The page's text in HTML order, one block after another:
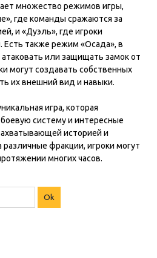
множество режимов игры,
где команды сражаются за
и «Дуэль», где игроки
Есть также режим «Осада», в
или защищать замок от
могут создавать собственных
их внешний вид и навыки.
игра, которая
систему и интересные
историей и
фракции, игроки могут
многих часов.